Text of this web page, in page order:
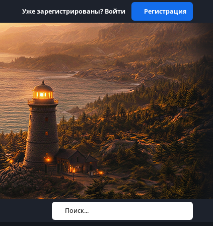
Уже зарегистрированы? Войти Регистрация
Поиск...